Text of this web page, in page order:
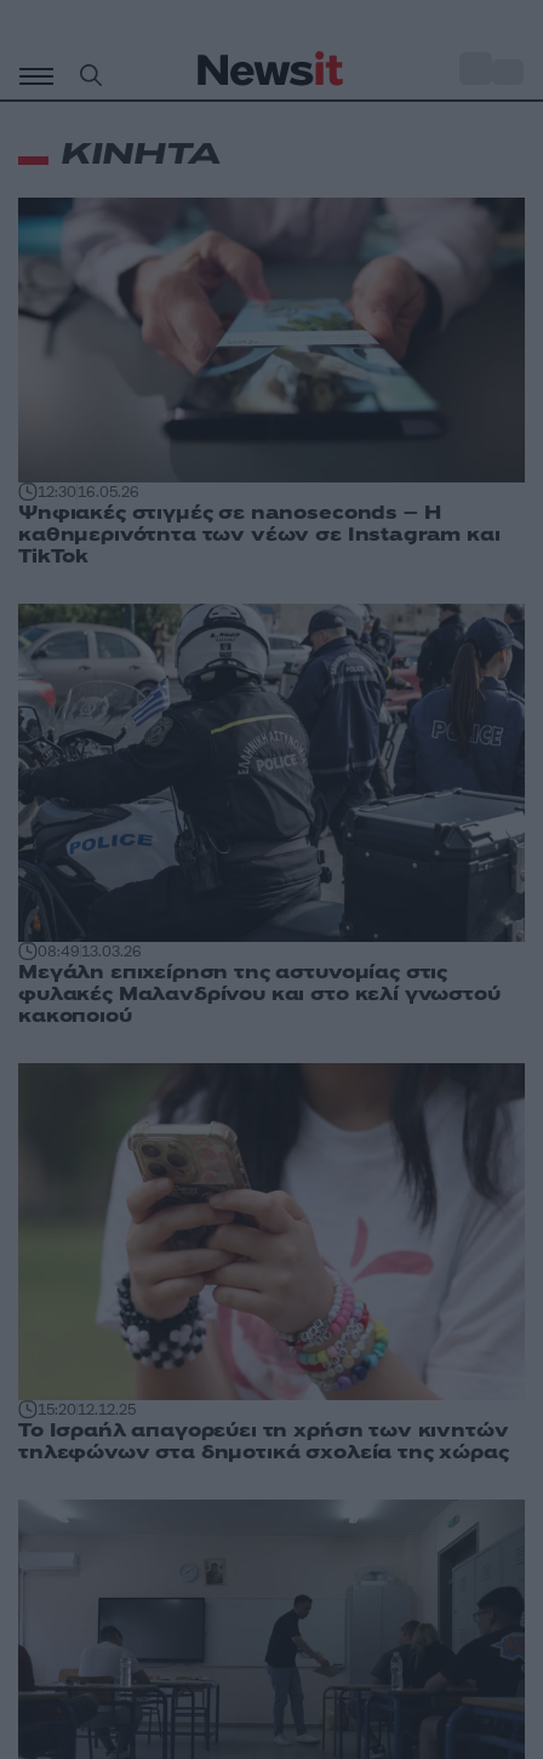
περιεχόμενο
ΚΙΝΗΤΑ
12:3016.05.26
Ψηφιακές στιγμές σε nanoseconds – Η
καθημερινότητα των νέων σε Instagram και
TikTok
08:4913.03.26
Μεγάλη επιχείρηση της αστυνομίας στις
φυλακές Μαλανδρίνου και στο κελί γνωστού
κακοποιού
15:2012.12.25
Το Ισραήλ απαγορεύει τη χρήση των κινητών
τηλεφώνων στα δημοτικά σχολεία της χώρας